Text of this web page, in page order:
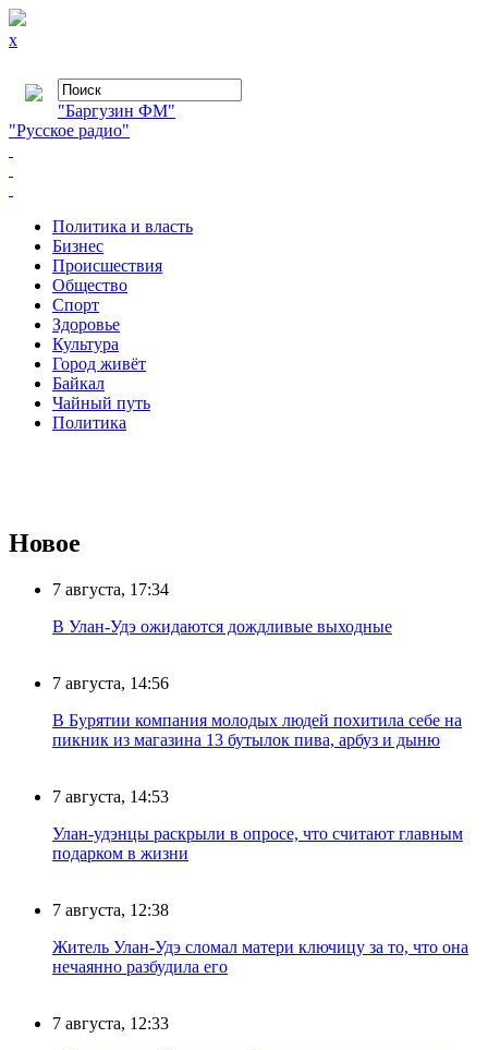
x
"Баргузин ФМ"
"Русское радио"
Политика и власть
Бизнес
Происшествия
Общество
Cпорт
Здоровье
Культура
Город живёт
Байкал
Чайный путь
Политика
Новое
7 августа, 17:34
В Улан-Удэ ожидаются дождливые выходные
7 августа, 14:56
В Бурятии компания молодых людей похитила себе на
пикник из магазина 13 бутылок пива, арбуз и дыню
7 августа, 14:53
Улан-удэнцы раскрыли в опросе, что считают главным
подарком в жизни
7 августа, 12:38
Житель Улан-Удэ сломал матери ключицу за то, что она
нечаянно разбудила его
7 августа, 12:33